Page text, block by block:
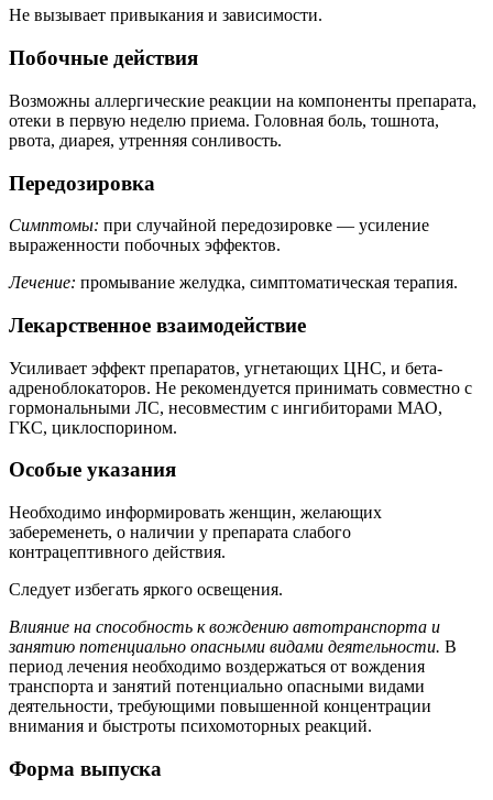
Не вызывает привыкания и зависимости.
Побочные действия
Возможны аллергические реакции на компоненты препарата,
отеки в первую неделю приема. Головная боль, тошнота,
рвота, диарея, утренняя сонливость.
Передозировка
Симптомы: при случайной передозировке — усиление
выраженности побочных эффектов.
Лечение: промывание желудка, симптоматическая терапия.
Лекарственное взаимодействие
Усиливает эффект препаратов, угнетающих ЦНС, и бета-
адреноблокаторов. Не рекомендуется принимать совместно с
гормональными ЛС, несовместим с ингибиторами МАО,
ГКС, циклоспорином.
Особые указания
Необходимо информировать женщин, желающих
забеременеть, о наличии у препарата слабого
контрацептивного действия.
Следует избегать яркого освещения.
Влияние на способность к вождению автотранспорта и
занятию потенциально опасными видами деятельности. В
период лечения необходимо воздержаться от вождения
транспорта и занятий потенциально опасными видами
деятельности, требующими повышенной концентрации
внимания и быстроты психомоторных реакций.
Форма выпуска